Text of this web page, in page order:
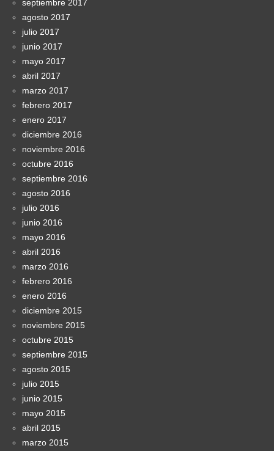
septiembre 2017
agosto 2017
julio 2017
junio 2017
mayo 2017
abril 2017
marzo 2017
febrero 2017
enero 2017
diciembre 2016
noviembre 2016
octubre 2016
septiembre 2016
agosto 2016
julio 2016
junio 2016
mayo 2016
abril 2016
marzo 2016
febrero 2016
enero 2016
diciembre 2015
noviembre 2015
octubre 2015
septiembre 2015
agosto 2015
julio 2015
junio 2015
mayo 2015
abril 2015
marzo 2015